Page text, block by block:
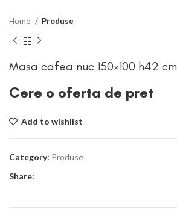
Home Produse
Masa cafea nuc 150×100 h42 cm
Cere o oferta de pret
Add to wishlist
Category: Produse
Share: